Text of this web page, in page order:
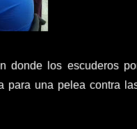
donde los escuderos
para una pelea contra